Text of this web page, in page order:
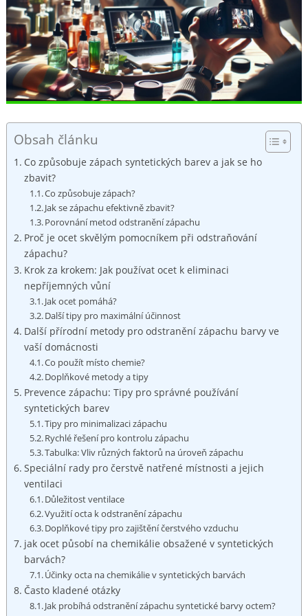
Obsah článku
Co způsobuje zápach syntetických ⁤barev a jak se ho
zbavit?
Co⁣ způsobuje⁢ zápach?
Jak se‍ zápachu⁣ efektivně zbavit?
Porovnání metod odstranění zápachu
Proč je ocet skvělým⁤ pomocníkem při odstraňování
zápachu?
Krok ⁣za krokem: Jak používat ocet k eliminaci
nepříjemných vůní
Jak ocet pomáhá?
Další‌ tipy ‌pro maximální‍ účinnost
Další‌ přírodní metody ⁣pro ​odstranění zápachu⁣ barvy​ ve
vaší domácnosti
Co použít⁣ místo​ chemie?
Doplňkové metody ⁤a tipy
Prevence ⁢zápachu:⁢ Tipy pro správné používání
syntetických barev
Tipy pro minimalizaci zápachu
Rychlé ‌řešení pro⁤ kontrolu zápachu
Tabulka: Vliv různých‍ faktorů ‌na úroveň zápachu
Speciální rady​ pro čerstvě natřené ⁢místnosti a ‍jejich
ventilaci
Důležitost ⁤ventilace
Využití octa⁤ k odstranění zápachu
Doplňkové‌ tipy pro zajištění čerstvého vzduchu
jak ‌ocet působí na chemikálie obsažené⁢ v syntetických ​
barvách?
Účinky octa ‌na ⁤chemikálie v ⁢syntetických barvách
Často kladené otázky
Jak probíhá odstranění zápachu syntetické ​barvy octem?